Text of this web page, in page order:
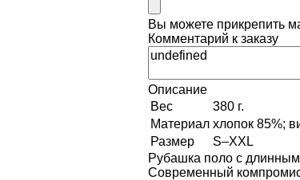
Вы можете прикрепить
Комментарий к заказу
Описание
Вес
380 г.
Материал хлопок 85%;
Размер
S–XXL
Рубашка поло с
Современный